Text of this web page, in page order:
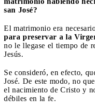
san José?
El matrimonio era
para preservar a la
no le llegase el tiempo de
Jesús.
Se consideró, en efecto,
José. De este modo, no
el nacimiento de Cristo y
débiles en la fe.